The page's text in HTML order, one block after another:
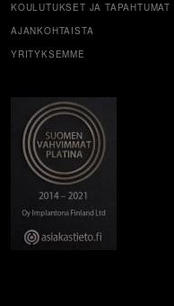
KOULUTUKSET JA TAPAHTUMAT
AJANKOHTAISTA
YRITYKSEMME